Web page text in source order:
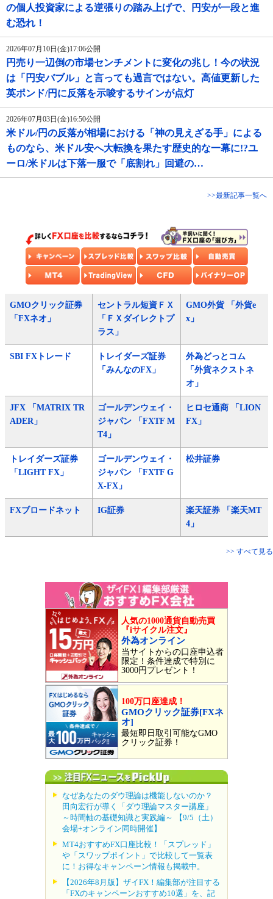
の個人投資家による逆張りの踏み上げで、円安が一段と進
む恐れ！
2026年07月10日(金)17:06公開
円売り一辺倒の市場センチメントに変化の兆し！今の状況
は「円安バブル」と言っても過言ではない。高値更新した
英ポンド/円に反落を示唆するサインが点灯
2026年07月03日(金)16:50公開
米ドル/円の反落が相場における「神の見えざる手」による
ものなら、米ドル安へ大転換を果たす歴史的な一幕に!?ユ
ーロ/米ドルは下落一服で「底割れ」回避の…
>>最新記事一覧へ
GMOクリック証券
「FXネオ」
セントラル短資ＦＸ
「ＦＸダイレクトプ
ラス」
GMO外貨 「外貨e
x」
SBI FXトレード
トレイダーズ証券
「みんなのFX」
外為どっとコム
「外貨ネクストネ
オ」
JFX 「MATRIX TR
ADER」
ゴールデンウェイ・
ジャパン 「FXTF M
T4」
ヒロセ通商 「LION
FX」
トレイダーズ証券
「LIGHT FX」
ゴールデンウェイ・
ジャパン 「FXTF G
X-FX」
松井証券
FXブロードネット IG証券
楽天証券 「楽天MT
4」
>> すべて見る
人気の1000通貨自動売買
『iサイクル注文』
外為オンライン
当サイトからの口座申込者
限定！条件達成で特別に
3000円プレゼント！
100万口座達成！
GMOクリック証券[FXネ
オ]
最短即日取引可能なGMO
クリック証券！
なぜあなたのダウ理論は機能しないのか？
田向宏行が導く「ダウ理論マスター講座」
～時間軸の基礎知識と実践編～ 【9/5（土）
会場+オンライン同時開催】
MT4おすすめFX口座比較！「スプレッド」
や「スワップポイント」で比較して一覧表
に！お得なキャンペーン情報も掲載中。
【2026年8月版】ザイFX！編集部が注目する
「FXのキャンペーンおすすめ10選」を、記